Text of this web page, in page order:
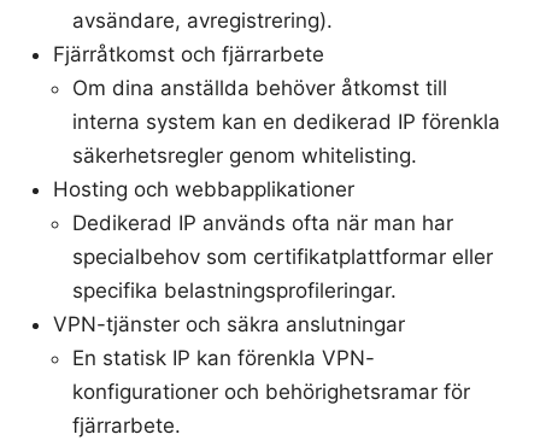
avsändare, avregistrering).
Fjärråtkomst och fjärrarbete
Om dina anställda behöver åtkomst till
interna system kan en dedikerad IP förenkla
säkerhetsregler genom whitelisting.
Hosting och webbapplikationer
Dedikerad IP används ofta när man har
specialbehov som certifikatplattformar eller
specifika belastningsprofileringar.
VPN-tjänster och säkra anslutningar
En statisk IP kan förenkla VPN-
konfigurationer och behörighetsramar för
fjärrarbete.